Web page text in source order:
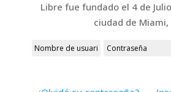
Libre fue fundado el 4 de
ciudad de Miami,